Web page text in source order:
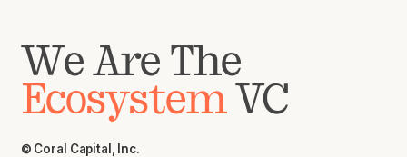
We Are The
EcosystemVC
© Coral Capital, Inc.